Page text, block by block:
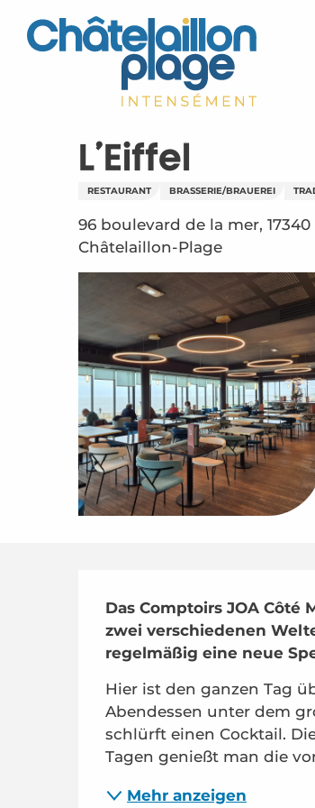
contenu
L'Eiffel
RESTAURANT BRASSERIE/BRAUEREI
96 boulevard de la mer, 17340
Châtelaillon-Plage
Das Comptoirs JOA Côté
zwei verschiedenen
regelmäßig eine neue
Hier ist den ganzen Tag
Abendessen unter dem
schlürft einen Cocktail.
Tagen genießt man die
Mehr anzeigen